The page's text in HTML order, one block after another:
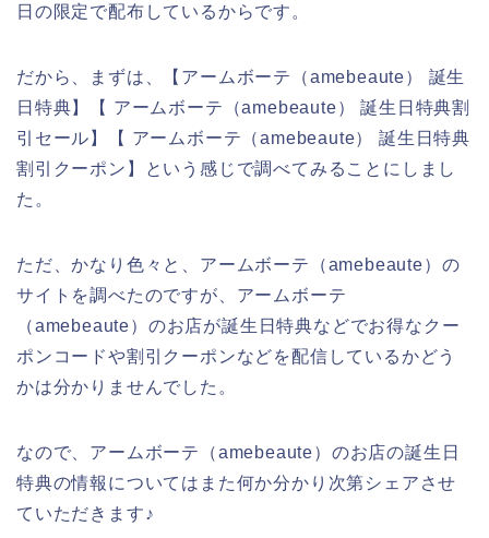
日の限定で配布しているからです。
だから、まずは、【アームボーテ（amebeaute） 誕生
日特典】【 アームボーテ（amebeaute） 誕生日特典割
引セール】【 アームボーテ（amebeaute） 誕生日特典
割引クーポン】という感じで調べてみることにしまし
た。
ただ、かなり色々と、アームボーテ（amebeaute）の
サイトを調べたのですが、アームボーテ
（amebeaute）のお店が誕生日特典などでお得なクー
ポンコードや割引クーポンなどを配信しているかどう
かは分かりませんでした。
なので、アームボーテ（amebeaute）のお店の誕生日
特典の情報についてはまた何か分かり次第シェアさせ
ていただきます♪